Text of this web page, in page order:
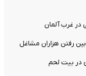
در غرب آلمان
رفتن هزاران مشاغل
بیت‌ لحم